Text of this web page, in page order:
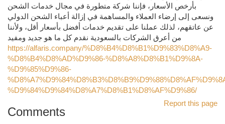
بأرخص الأسعار، فإننا شركة متطورة في مجال خدمات الشحن
ونسعى إلى إرضاء العملاء والمساهمة في إزالة أعباء الشحن الدولي
عن عاتقهم، لذلك عملنا على تقديم خدمات أفضل بأسعار أقل، ولأننا
من أعرق الشركات بالسعودية نقدم كل ما هو جديد ومفيد
https://alfaris.company/%D8%B4%D8%B1%D9%83%D8%A9-
%D8%B4%D8%AD%D9%86-%D8%A8%D8%B1%D9%8A-
%D9%85%D9%86-
%D9%84%D9%84%D8%A7%D8%B1%D8%AF%D9%86/
Report this page
Comments